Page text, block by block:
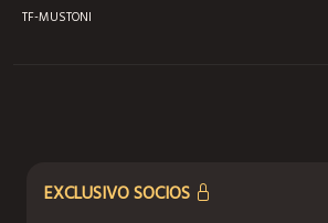
TF-MUSTONI
EXCLUSIVO SOCIOS